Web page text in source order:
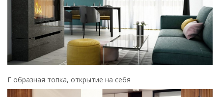
Г образная топка, открытие на себя